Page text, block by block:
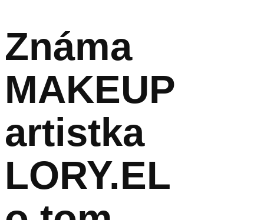
Známa
MAKEUP
artistka
LORY.EL